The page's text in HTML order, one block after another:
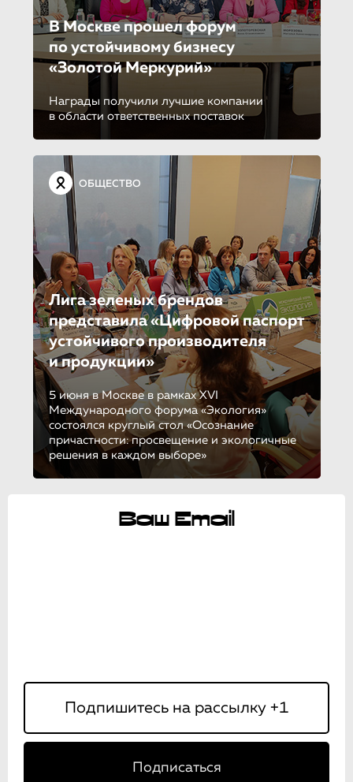
В Москве прошел форум
по устойчиво­му бизнесу
«Золотой Меркурий»
Награды получили лучшие компании
в области ответственных поставок
ОБЩЕСТВО
Лига зеленых брендов
представила «Цифровой паспорт
устойчивого производителя
и продукции»
5 июня в Москве в рамках XVI
Международного форума «Экология»
состоялся круглый стол «Осознание
причастности: просвещение и экологичные
решения в каждом выборе»
Ваш Email
Подписаться